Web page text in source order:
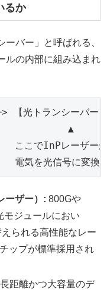
るか
バー」と呼ばれる、
ルの内部に組み込まれ
【光トランシーバー
▲
こでInPレーザーが
ーザー）: 800Gや
モジュールにおい
られる高性能なレー
ップが標準採用され
長距離かつ大容量のデ